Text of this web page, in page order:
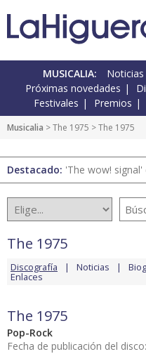
MUSICALIA:
Próximas novedades
Festivales
Premios
Musicalia >The 1975 > The 1975
Destacado: 'The wow!
The 1975
Discografía Noticias
Enlaces
The 1975
Pop-Rock
Fecha de publicación del disco: